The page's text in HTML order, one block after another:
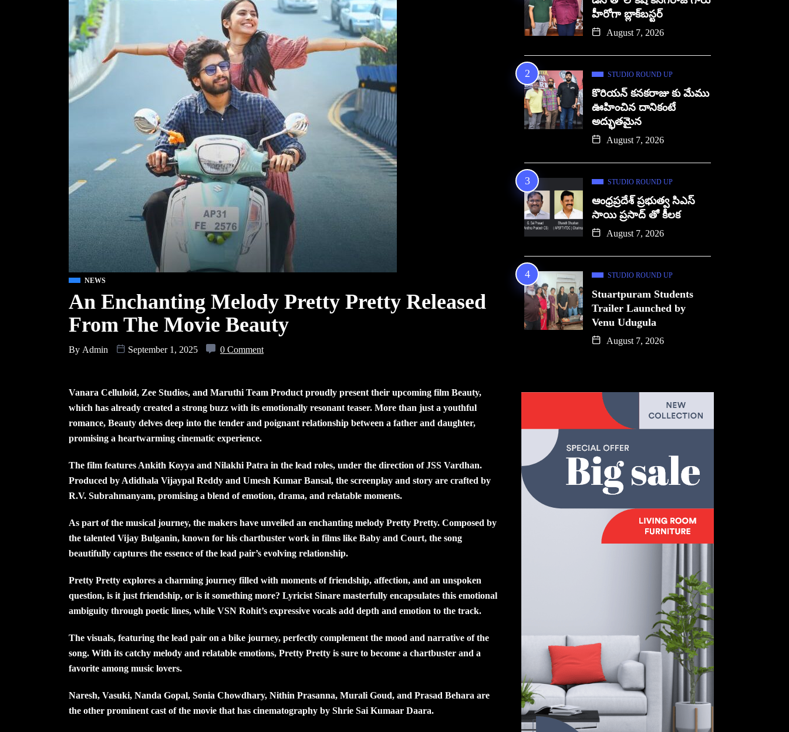
NEWS
An Enchanting Melody Pretty Pretty Released
From The Movie Beauty
By Admin September 1, 2025 0 Comment
Vanara Celluloid, Zee Studios, and Maruthi Team Product proudly present their upcoming film Beauty,
which has already created a strong buzz with its emotionally resonant teaser. More than just a youthful
romance, Beauty delves deep into the tender and poignant relationship between a father and daughter,
promising a heartwarming cinematic experience.
The film features Ankith Koyya and Nilakhi Patra in the lead roles, under the direction of JSS Vardhan.
Produced by Adidhala Vijaypal Reddy and Umesh Kumar Bansal, the screenplay and story are crafted by
R.V. Subrahmanyam, promising a blend of emotion, drama, and relatable moments.
As part of the musical journey, the makers have unveiled an enchanting melody Pretty Pretty. Composed by
the talented Vijay Bulganin, known for his chartbuster work in films like Baby and Court, the song
beautifully captures the essence of the lead pair’s evolving relationship.
Pretty Pretty explores a charming journey filled with moments of friendship, affection, and an unspoken
question, is it just friendship, or is it something more? Lyricist Sinare masterfully encapsulates this emotional
ambiguity through poetic lines, while VSN Rohit’s expressive vocals add depth and emotion to the track.
The visuals, featuring the lead pair on a bike journey, perfectly complement the mood and narrative of the
song. With its catchy melody and relatable emotions, Pretty Pretty is sure to become a chartbuster and a
favorite among music lovers.
Naresh, Vasuki, Nanda Gopal, Sonia Chowdhary, Nithin Prasanna, Murali Goud, and Prasad Behara are
the other prominent cast of the movie that has cinematography by Shrie Sai Kumaar Daara.
హీరోగా బ్లాక్‌బస్టర్
August 7, 2026
STUDIO ROUND UP
కొరియన్ కనకరాజు కు మేము
ఊహించిన దానికంటే
అద్భుతమైన
August 7, 2026
STUDIO ROUND UP
ఆంధ్రప్రదేశ్ ప్రభుత్వ సిఎస్
సాయి ప్రసాద్ తో కీలక
August 7, 2026
STUDIO ROUND UP
Stuartpuram Students
Trailer Launched by
Venu Udugula
August 7, 2026